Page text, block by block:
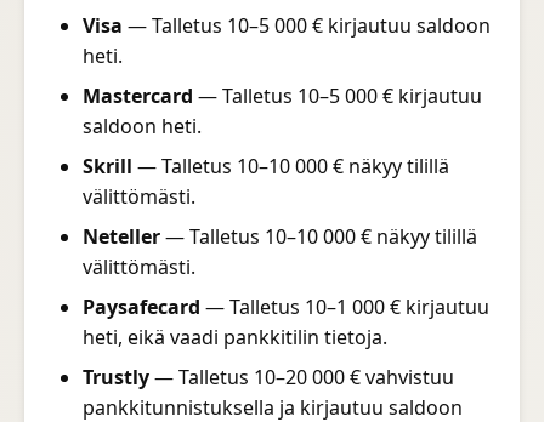
Visa — Talletus 10–5 000 € kirjautuu saldoon
heti.
Mastercard — Talletus 10–5 000 € kirjautuu
saldoon heti.
Skrill — Talletus 10–10 000 € näkyy tilillä
välittömästi.
Neteller— Talletus 10–10 000 € näkyy tilillä
välittömästi.
Paysafecard — Talletus 10–1 000 € kirjautuu
heti, eikä vaadi pankkitilin tietoja.
Trustly— Talletus 10–20 000 € vahvistuu
pankkitunnistuksella ja kirjautuu saldoon